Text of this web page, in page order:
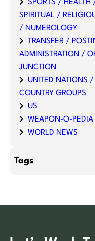
SPORTS /
SPIRITUAL /
/ NUMEROLOGY
TRANSFER /
ADMINISTRATION /
JUNCTION
UNITED NATIONS
COUNTRY GROUPS
US
WEAPON-O-PEDIA
WORLD NEWS
Tags